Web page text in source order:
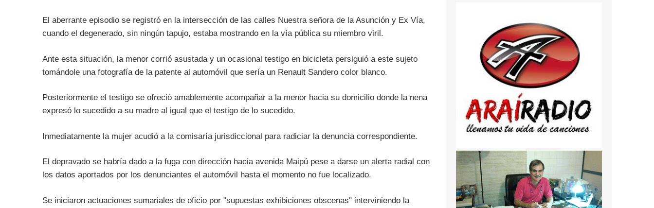
El aberrante episodio se registró en la intersección de las calles Nuestra señora de la Asunción y Ex Vía,
cuando el degenerado, sin ningún tapujo, estaba mostrando en la vía pública su miembro viril.
Ante esta situación, la menor corrió asustada y un ocasional testigo en bicicleta persiguió a este sujeto
tomándole una fotografía de la patente al automóvil que sería un Renault Sandero color blanco.
Posteriormente el testigo se ofreció amablemente acompañar a la menor hacia su domicilio donde la nena
expresó lo sucedido a su madre al igual que el testigo de lo sucedido.
Inmediatamente la mujer acudió a la comisaría jurisdiccional para radiciar la denuncia correspondiente.
El depravado se habría dado a la fuga con dirección hacia avenida Maipú pese a darse un alerta radial con
los datos aportados por los denunciantes el automóvil hasta el momento no fue localizado.
Se iniciaron actuaciones sumariales de oficio por "supuestas exhibiciones obscenas" interviniendo la